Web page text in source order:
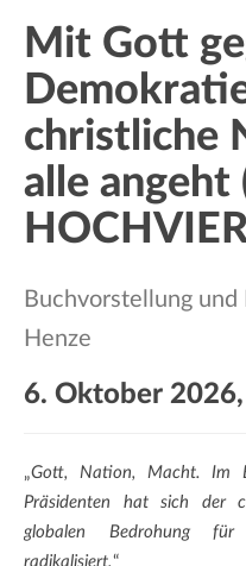
Mit Gott
christliche
alle angeht
Buchvorstellung und
Henze
6. Oktober
„Gott, Nation, Macht. Im
Präsidenten hat sich der
globalen Bedrohung
radikalisiert.“